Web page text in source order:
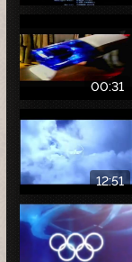
00:31
12:51